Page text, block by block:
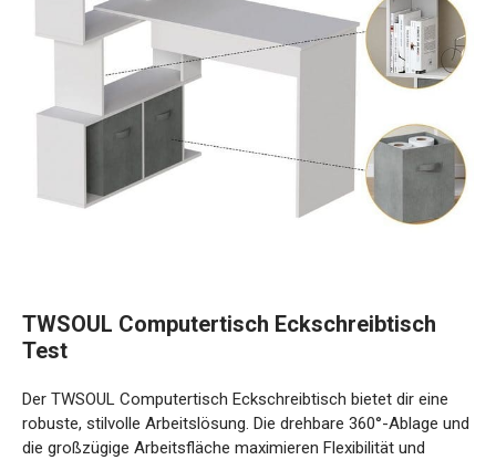
TWSOUL Computertisch Eckschreibtisch
Test
Der TWSOUL Computertisch Eckschreibtisch bietet dir eine
robuste, stilvolle Arbeitslösung. Die drehbare 360°-Ablage und
die großzügige Arbeitsfläche maximieren Flexibilität und